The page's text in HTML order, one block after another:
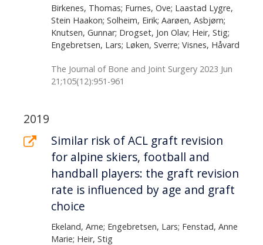
Birkenes, Thomas; Furnes, Ove; Laastad Lygre,
Stein Haakon; Solheim, Eirik; Aarøen, Asbjørn;
Knutsen, Gunnar; Drogset, Jon Olav; Heir, Stig;
Engebretsen, Lars; Løken, Sverre; Visnes, Håvard
The Journal of Bone and Joint Surgery 2023 Jun
21;105(12):951-961
2019
Similar risk of ACL graft revision
for alpine skiers, football and
handball players: the graft revision
rate is influenced by age and graft
choice
Ekeland, Arne; Engebretsen, Lars; Fenstad, Anne
Marie; Heir, Stig